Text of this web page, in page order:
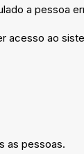
a pessoa
acesso ao
as pessoas.